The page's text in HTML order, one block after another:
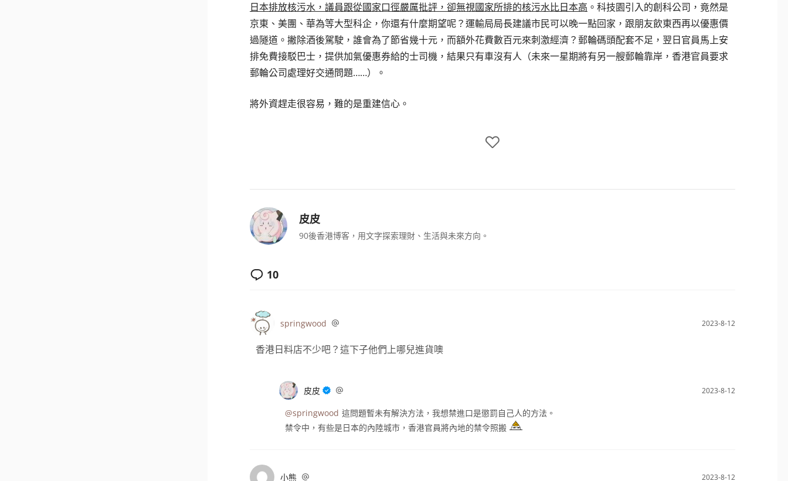
日本排放核污水，議員跟從國家口徑嚴厲批評，卻無視國家所排的核污水比日本高 。科技園引入的創科公司，竟然是
京東、美團、華為等大型科企，你還有什麼期望呢？運輸局局長建議市民可以晚一點回家，跟朋友飲東西再以優惠價
過隧道。撇除酒後駕駛，誰會為了節省幾十元，而額外花費數百元來刺激經濟？郵輪碼頭配套不足，翌日官員馬上安
排免費接駁巴士，提供加氣優惠券給的士司機，結果只有車沒有人（未來一星期將有另一艘郵輪靠岸，香港官員要求
郵輪公司處理好交通問題……）。
將外資趕走很容易，難的是重建信心。
皮皮
90後香港博客，用文字探索理財、生活與未來方向。
10
springwood 2023-8-12
香港日料店不少吧？這下子他們上哪兒進貨噢
皮皮 2023-8-12
@springwood 這問題暫未有解決方法，我想禁進口是懲罰自己人的方法。
禁令中，有些是日本的內陸城市，香港官員將內地的禁令照搬
小熊 2023-8-12